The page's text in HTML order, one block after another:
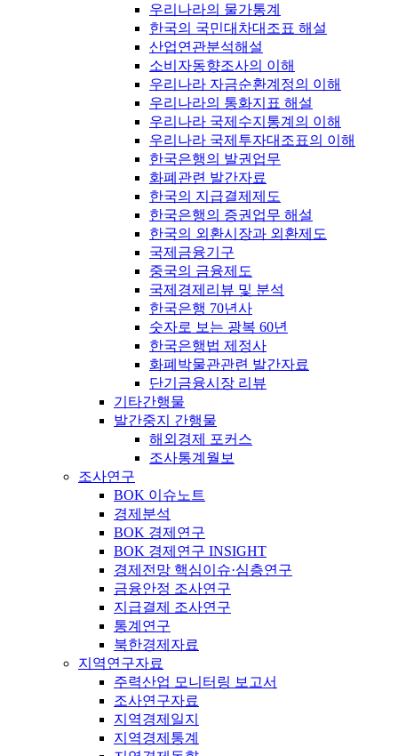
우리나라의 물가통계
한국의 국민대차대조표 해설
산업연관분석해설
소비자동향조사의 이해
우리나라 자금순환계정의 이해
우리나라의 통화지표 해설
우리나라 국제수지통계의 이해
우리나라 국제투자대조표의 이해
한국은행의 발권업무
화폐관련 발간자료
한국의 지급결제제도
한국은행의 증권업무 해설
한국의 외환시장과 외환제도
국제금융기구
중국의 금융제도
국제경제리뷰 및 분석
한국은행 70년사
숫자로 보는 광복 60년
한국은행법 제정사
화폐박물관관련 발간자료
단기금융시장 리뷰
기타간행물
발간중지 간행물
해외경제 포커스
조사통계월보
조사연구
BOK 이슈노트
경제분석
BOK 경제연구
BOK 경제연구 INSIGHT
경제전망 핵심이슈·심층연구
금융안정 조사연구
지급결제 조사연구
통계연구
북한경제자료
지역연구자료
주력산업 모니터링 보고서
조사연구자료
지역경제일지
지역경제통계